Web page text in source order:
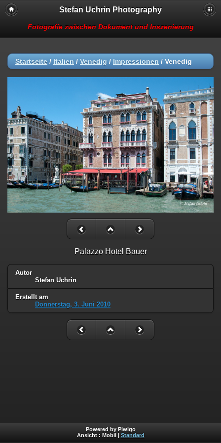
Stefan Uchrin Photography
Fotografie zwischen Dokument und Inszenierung
Startseite / Italien / Venedig / Impressionen / Venedig
Palazzo Hotel Bauer
Autor
Stefan Uchrin
Erstellt am
Donnerstag, 3. Juni 2010
Powered by Piwigo
Ansicht : Mobil Standard